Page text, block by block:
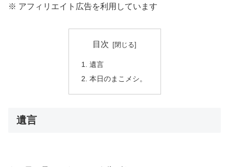
※ アフィリエイト広告を利用しています
目次
遺言
本日のまこメシ。
遺言